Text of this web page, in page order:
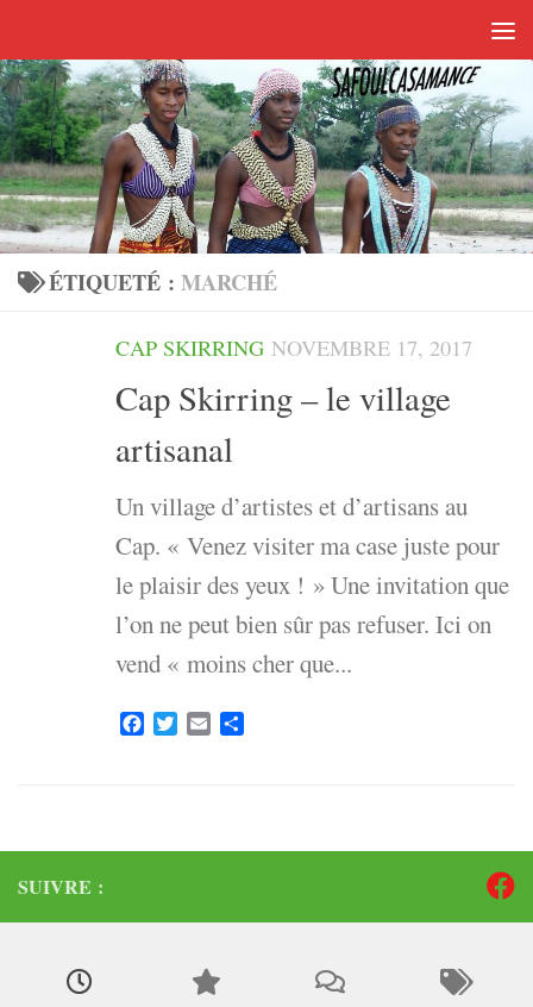
ÉTIQUETÉ :MARCHÉ
CAP SKIRRING NOVEMBRE 17, 2017
Cap Skirring – le village
artisanal
Un village d’artistes et d’artisans au
Cap. « Venez visiter ma case juste pour
le plaisir des yeux ! » Une invitation que
l’on ne peut bien sûr pas refuser. Ici on
vend « moins cher que...
FacebookTwitterEmail
SUIVRE :